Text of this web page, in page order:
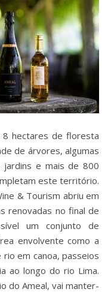
8 hectares de floresta
de árvores, algumas
jardins e mais de 800
este território.
& Tourism abriu em
renovadas no final de
um conjunto de
envolvente como a
em canoa, passeios
ao longo do rio Lima.
do Ameal, vai manter-